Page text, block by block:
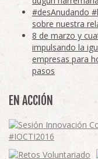
#desAnudando
sobre nuestra
8 de marzo y
impulsando la
empresas para
pasos
EN ACCIÓN